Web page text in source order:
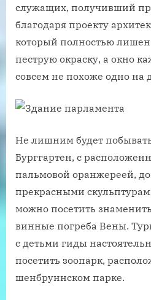
служащих, получивший
благодаря проекту
который полностью
пеструю окраску, а окно
совсем не похоже одно на
Не лишним будет
Бурггартен, с
пальмовой оранжереей,
прекрасными
можно посетить
винные погреба Вены.
с детьми гиды
посетить зоопарк,
шенбруннском парке.